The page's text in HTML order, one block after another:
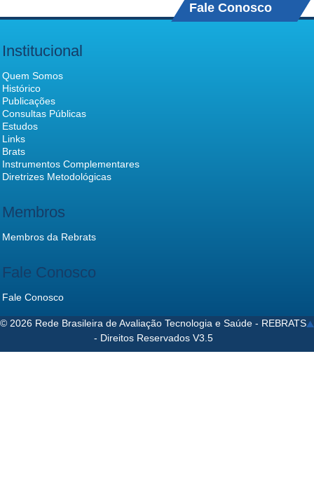
Fale Conosco
Institucional
Quem Somos
Histórico
Publicações
Consultas Públicas
Estudos
Links
Brats
Instrumentos Complementares
Diretrizes Metodológicas
Membros
Membros da Rebrats
Fale Conosco
Fale Conosco
© 2026 Rede Brasileira de Avaliação Tecnologia e Saúde - REBRATS
- Direitos Reservados V3.5